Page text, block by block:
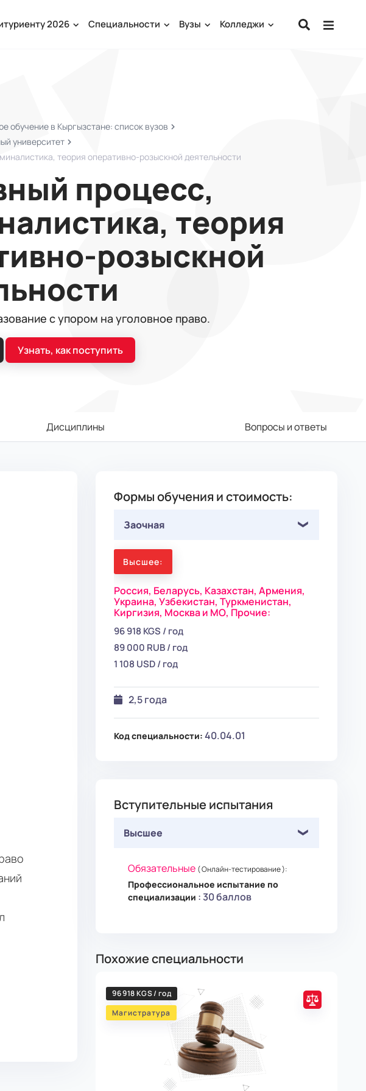
2026 Специальности Вузы Колледжи
обучение в Кыргызстане: список вузов
университет
теория оперативно-розыскной деятельности
процесс,
теория
розыскной
с упором на уголовное право.
Узнать, как поступить
Дисциплины Вопросы и ответы
Формы обучения и стоимость:
Заочная
Высшее:
Россия, Беларусь, Казахстан,Армения,
Украина,Узбекистан,Туркменистан,
Киргизия, Москва и МО, Прочие:
96 918 KGS / год
89 000 RUB / год
1 108 USD / год
2,5 года
Код специальности: 40.04.01
Вступительные испытания
Высшее
Обязательные ( Онлайн-тестирование ):
Профессиональное испытание по
специализации : 30 баллов
Похожие специальности
96 918 KGS / год
Магистратура